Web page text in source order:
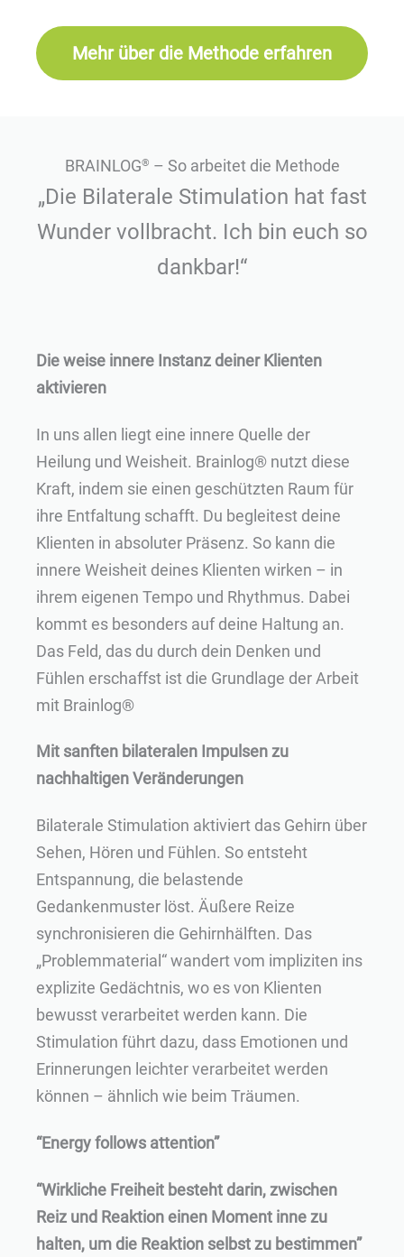
Mehr über die Methode erfahren
BRAINLOG® – So arbeitet die Methode
„Die Bilaterale Stimulation hat fast
Wunder vollbracht. Ich bin euch so
dankbar!“
Die weise innere Instanz deiner Klienten
aktivieren
In uns allen liegt eine innere Quelle der
Heilung und Weisheit. Brainlog® nutzt diese
Kraft, indem sie einen geschützten Raum für
ihre Entfaltung schafft. Du begleitest deine
Klienten in absoluter Präsenz. So kann die
innere Weisheit deines Klienten wirken – in
ihrem eigenen Tempo und Rhythmus. Dabei
kommt es besonders auf deine Haltung an.
Das Feld, das du durch dein Denken und
Fühlen erschaffst ist die Grundlage der Arbeit
mit Brainlog®
Mit sanften bilateralen Impulsen zu
nachhaltigen Veränderungen
Bilaterale Stimulation aktiviert das Gehirn über
Sehen, Hören und Fühlen. So entsteht
Entspannung, die belastende
Gedankenmuster löst. Äußere Reize
synchronisieren die Gehirnhälften. Das
„Problemmaterial“ wandert vom impliziten ins
explizite Gedächtnis, wo es von Klienten
bewusst verarbeitet werden kann. Die
Stimulation führt dazu, dass Emotionen und
Erinnerungen leichter verarbeitet werden
können – ähnlich wie beim Träumen.
“Energy follows attention”
“Wirkliche Freiheit besteht darin, zwischen
Reiz und Reaktion einen Moment inne zu
halten, um die Reaktion selbst zu bestimmen”